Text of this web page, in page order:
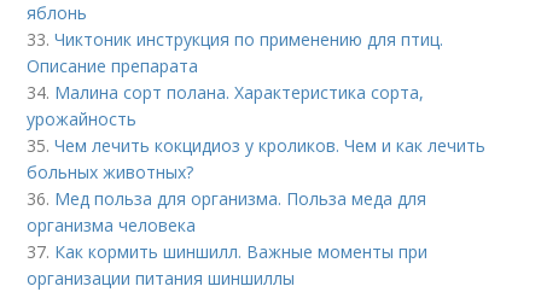
яблонь
33.Чиктоник инструкция по применению для птиц.
Описание препарата
34. Малина сорт полана. Характеристика сорта,
урожайность
35.Чем лечить кокцидиоз у кроликов. Чем и как лечить
больных животных?
36. Мед польза для организма. Польза меда для
организма человека
37. Как кормить шиншилл. Важные моменты при
организации питания шиншиллы